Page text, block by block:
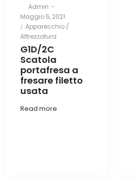
ByAdmin
Posted
on
Maggio 5, 2021
Posted
in
Apparecchio /
Attrezzatura
G1D/2C
Scatola
portafresa a
fresare filetto
usata
Read more